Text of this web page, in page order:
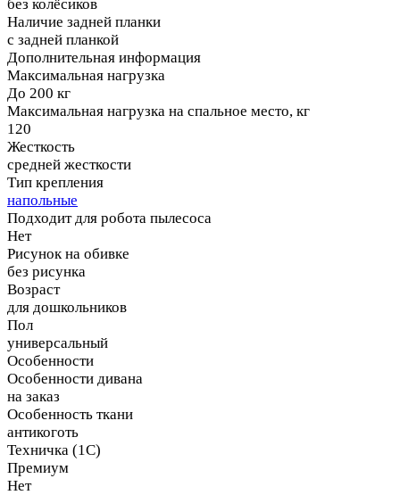
без колёсиков
Наличие задней планки
с задней планкой
Дополнительная информация
Максимальная нагрузка
До 200 кг
Максимальная нагрузка на спальное место, кг
120
Жесткость
средней жесткости
Тип крепления
напольные
Подходит для робота пылесоса
Нет
Рисунок на обивке
без рисунка
Возраст
для дошкольников
Пол
универсальный
Особенности
Особенности дивана
на заказ
Особенность ткани
антикоготь
Техничка (1С)
Премиум
Нет